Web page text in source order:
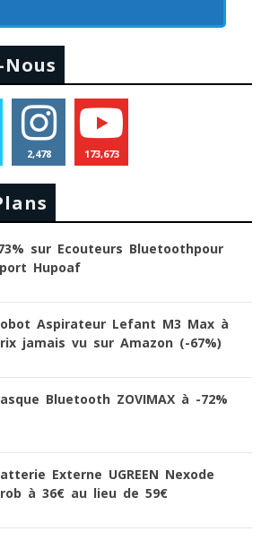
2,478 173,673
sur Ecouteurs Bluetoothpour
Hupoaf
Aspirateur Lefant M3 Max à
jamais vu sur Amazon (-67%)
Bluetooth ZOVIMAX à -72%
Externe UGREEN Nexode
à 36€ au lieu de 59€